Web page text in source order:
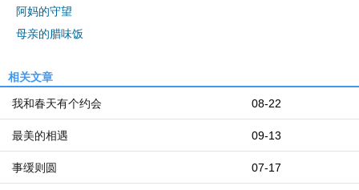
阿妈的守望
母亲的腊味饭
相关文章
08-22
我和春天有个约会
09-13
最美的相遇
07-17
事缓则圆